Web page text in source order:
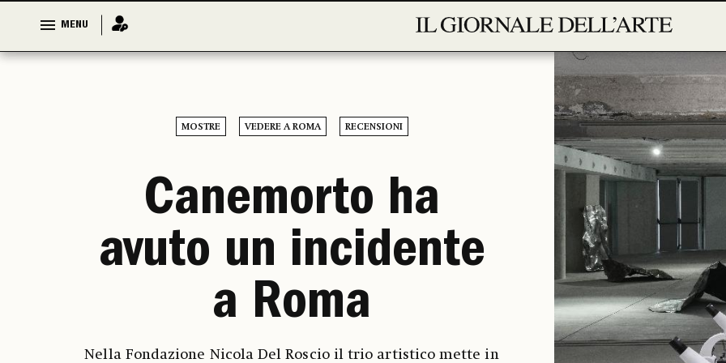
MENU
MENU
MOSTRE VEDERE A ROMA RECENSIONI
Canemorto ha
avuto un incidente
a Roma
Nella Fondazione Nicola Del Roscio il trio artistico mette in